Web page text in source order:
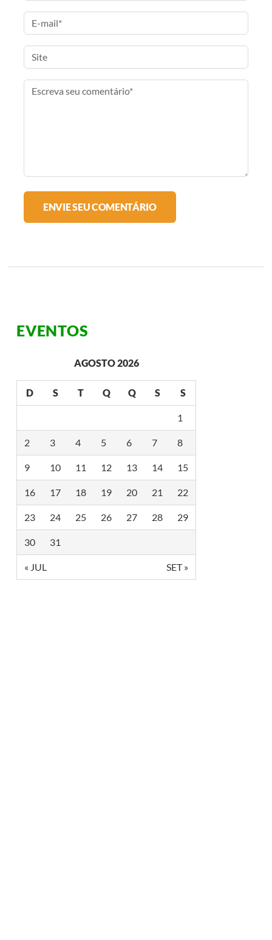
EVENTOS
AGOSTO 2026
D S T Q Q S S
1
2 3 4 5 6 7 8
9 10 11 12 13 14 15
16 17 18 19 20 21 22
23 24 25 26 27 28 29
30 31
« JUL SET »